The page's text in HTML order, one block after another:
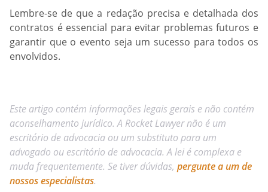
Lembre-se de que a redação precisa e detalhada dos
contratos é essencial para evitar problemas futuros e
garantir que o evento seja um sucesso para todos os
envolvidos.
Este artigo contém informações legais gerais e não contém
aconselhamento jurídico. A Rocket Lawyer não é um
escritório de advocacia ou um substituto para um
advogado ou escritório de advocacia. A lei é complexa e
muda frequentemente. Se tiver dúvidas, pergunte a um de
nossos especialistas.